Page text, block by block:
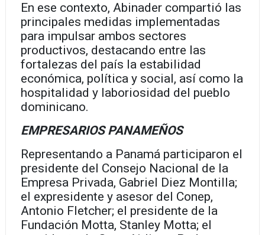
En ese contexto, Abinader compartió las
principales medidas implementadas
para impulsar ambos sectores
productivos, destacando entre las
fortalezas del país la estabilidad
económica, política y social, así como la
hospitalidad y laboriosidad del pueblo
dominicano.
EMPRESARIOS PANAMEÑOS
Representando a Panamá participaron el
presidente del Consejo Nacional de la
Empresa Privada, Gabriel Diez Montilla;
el expresidente y asesor del Conep,
Antonio Fletcher; el presidente de la
Fundación Motta, Stanley Motta; el